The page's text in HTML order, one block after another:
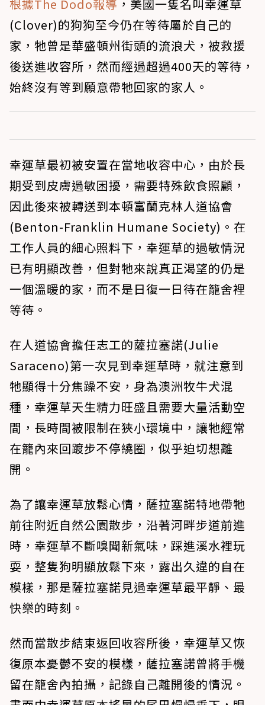
根據The Dodo報導 ，美國一隻名叫幸運草
(Clover)的狗狗至今仍在等待屬於自己的
家，牠曾是華盛頓州街頭的流浪犬，被救援
後送進收容所，然而經過超過400天的等待，
始終沒有等到願意帶牠回家的家人。
幸運草最初被安置在當地收容中心，由於長
期受到皮膚過敏困擾，需要特殊飲食照顧，
因此後來被轉送到本頓富蘭克林人道協會
(Benton-Franklin Humane Society)。在
工作人員的細心照料下，幸運草的過敏情況
已有明顯改善，但對牠來說真正渴望的仍是
一個溫暖的家，而不是日復一日待在籠舍裡
等待。
在人道協會擔任志工的薩拉塞諾(Julie
Saraceno)第一次見到幸運草時，就注意到
牠顯得十分焦躁不安，身為澳洲牧牛犬混
種，幸運草天生精力旺盛且需要大量活動空
間，長時間被限制在狹小環境中，讓牠經常
在籠內來回踱步不停繞圈，似乎迫切想離
開。
為了讓幸運草放鬆心情，薩拉塞諾特地帶牠
前往附近自然公園散步，沿著河畔步道前進
時，幸運草不斷嗅聞新氣味，踩進溪水裡玩
耍，整隻狗明顯放鬆下來，露出久違的自在
模樣，那是薩拉塞諾見過幸運草最平靜、最
快樂的時刻。
然而當散步結束返回收容所後，幸運草又恢
復原本憂鬱不安的模樣，薩拉塞諾曾將手機
留在籠舍內拍攝，記錄自己離開後的情況。